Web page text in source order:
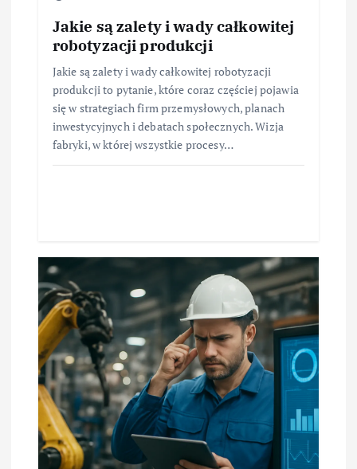
Jakie są zalety i wady całkowitej
robotyzacji produkcji
Jakie są zalety i wady całkowitej robotyzacji
produkcji to pytanie, które coraz częściej pojawia
się w strategiach firm przemysłowych, planach
inwestycyjnych i debatach społecznych. Wizja
fabryki, w której wszystkie procesy…